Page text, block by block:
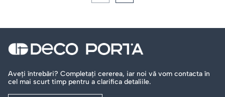
Aveți întrebări? Completați cererea, iar noi vă vom contacta în
cel mai scurt timp pentru a clarifica detaliile.